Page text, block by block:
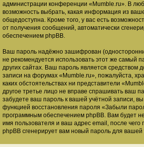
администрации конференции «Mumble.ru». В
возможность выбрать, какая информация из
общедоступна. Кроме того, у вас есть
от получения сообщений, автоматически
обеспечением phpBB.
Ваш пароль надёжно зашифрован
не рекомендуется использовать этот же самый
других сайтах. Ваш пароль является средством
записи на форумах «Mumble.ru», пожалуйста,
каких обстоятельствах ни представители
другое третье лицо не вправе спрашивать ваш
забудете ваш пароль к вашей учётной записи,
функцией восстановления пароля «Забыли
программным обеспечением phpBB. Вам будет
имя пользователя и ваш адрес email, после чего
phpBB сгенерирует вам новый пароль для вашей